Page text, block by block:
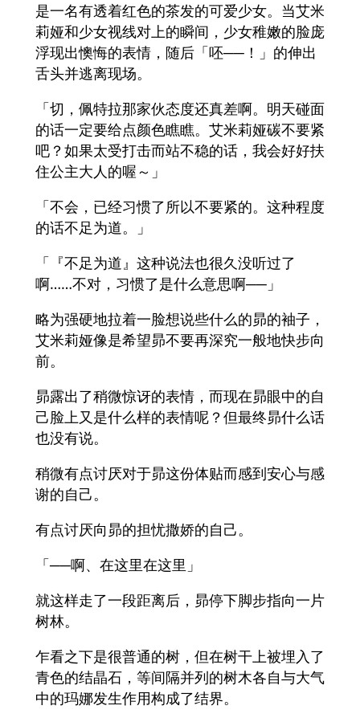
是一名有透着红色的茶发的可爱少女。当艾米
莉娅和少女视线对上的瞬间，少女稚嫩的脸庞
浮现出懊悔的表情，随后「呸──！」的伸出
舌头并逃离现场。
「切，佩特拉那家伙态度还真差啊。明天碰面
的话一定要给点颜色瞧瞧。艾米莉娅碳不要紧
吧？如果太受打击而站不稳的话，我会好好扶
住公主大人的喔～」
「不会，已经习惯了所以不要紧的。这种程度
的话不足为道。」
「『不足为道』这种说法也很久没听过了
啊……不对，习惯了是什么意思啊──」
略为强硬地拉着一脸想说些什么的昴的袖子，
艾米莉娅像是希望昴不要再深究一般地快步向
前。
昴露出了稍微惊讶的表情，而现在昴眼中的自
己脸上又是什么样的表情呢？但最终昴什么话
也没有说。
稍微有点讨厌对于昴这份体贴而感到安心与感
谢的自己。
有点讨厌向昴的担忧撒娇的自己。
「──啊、在这里在这里」
就这样走了一段距离后，昴停下脚步指向一片
树林。
乍看之下是很普通的树，但在树干上被埋入了
青色的结晶石，等间隔并列的树木各自与大气
中的玛娜发生作用构成了结界。